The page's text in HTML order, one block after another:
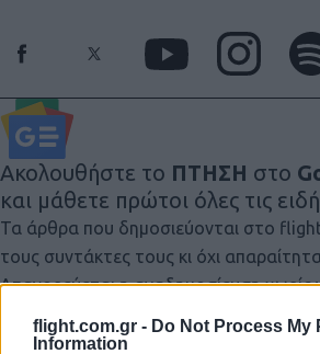
flight.com.gr - Do Not Process My
Information
Ακολουθήστε το ΠΤΗΣΗ στο
και μάθετε πρώτοι όλες τις
Τα άρθρα που δημοσιεύονται στο
τους συντάκτες τους κι όχι
Απαγορεύεται η αναδημοσίευση χωρίς
αντίθετη περίπτωση θα λαμβάνονται
ιστότοπος διατηρεί το δικαίωμα